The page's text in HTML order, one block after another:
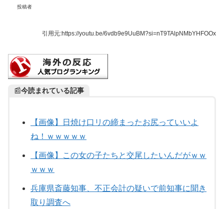
投稿者
引用元:https://youtu.be/6vdb9e9UuBM?si=nT9TAlpNMbYHFOOx
📰今読まれている記事
【画像】日焼け口リの締まったお尻っていいよ
ね！ｗｗｗｗｗ
【画像】この女の子たちと交尾したいんだがｗｗ
ｗｗｗ
兵庫県斎藤知事、不正会計の疑いで前知事に聞き
取り調査へ